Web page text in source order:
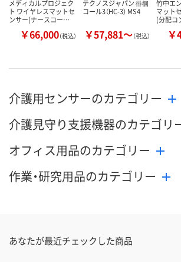
メディカルプロジェク
ト ワイヤレスマットセ
ンサー(ナースコー…
￥66,000（税込）
テクノスジャパン 徘徊
コール3（HC-3） MS4
￥57,881～（税込）
竹中エ
マット
(分配
￥
介護用センサーのカテゴリー
介護見守り支援機器のカテゴリ
オフィス用品のカテゴリー
作業・研究用品のカテゴリー
あなたが最近チェックした商品